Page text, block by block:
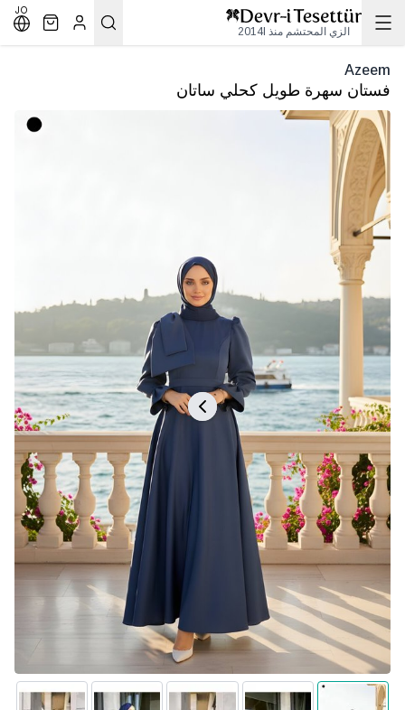
الزي المحتشم منذ 2014l
JO
Azeem
فستان سهرة طويل كحلي ساتان